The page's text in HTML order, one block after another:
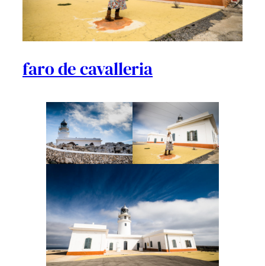
faro de cavalleria